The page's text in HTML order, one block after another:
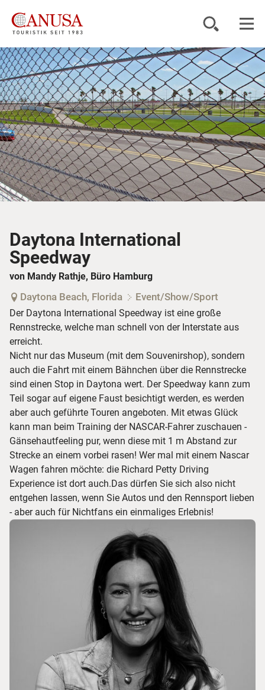
Reiseziele
Reisearten
Inspiration
Service
Daytona International
Speedway
von Mandy Rathje, Büro Hamburg
Daytona Beach, Florida Event/Show/Sport
Der Daytona International Speedway ist eine große
Rennstrecke, welche man schnell von der Interstate aus
erreicht.
Nicht nur das Museum (mit dem Souvenirshop), sondern
auch die Fahrt mit einem Bähnchen über die Rennstrecke
sind einen Stop in Daytona wert. Der Speedway kann zum
Teil sogar auf eigene Faust besichtigt werden, es werden
aber auch geführte Touren angeboten. Mit etwas Glück
kann man beim Training der NASCAR-Fahrer zuschauen -
Gänsehautfeeling pur, wenn diese mit 1 m Abstand zur
Strecke an einem vorbei rasen! Wer mal mit einem Nascar
Wagen fahren möchte: die Richard Petty Driving
Experience ist dort auch.Das dürfen Sie sich also nicht
entgehen lassen, wenn Sie Autos und den Rennsport lieben
- aber auch für Nichtfans ein einmaliges Erlebnis!